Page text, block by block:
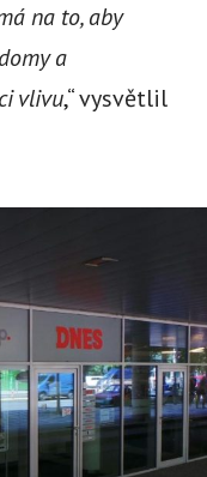
na to, aby
a
vlivu,“ vysvětlil